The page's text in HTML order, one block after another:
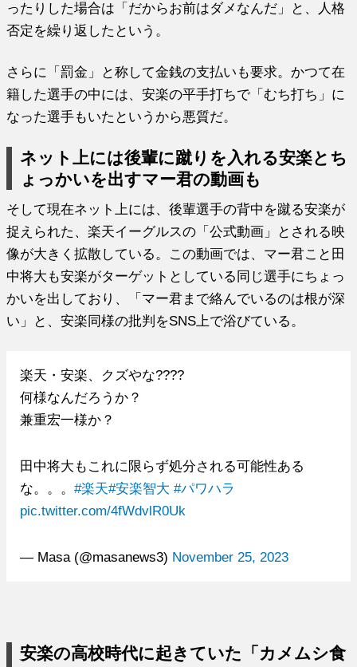
ったりした場合は「だからお前はダメなんだ」と、人格
否定を繰り返したという。
さらに「罰金」と称して金銭の支払いも要求。かつて在
籍した選手の中には、安楽の平手打ちで「むち打ち」に
なった選手もいたというから悪質だ。
ネット上には後輩に蹴りを入れる安楽とち
ょっかいを出すマー君の動画も
そして現在ネット上には、後輩選手の背中を蹴る安楽が
捉えられた、楽天イーグルスの「公式動画」とされる映
像が大きく拡散している。この動画では、マー君こと田
中将大も安楽がターゲットとしている同じ選手にちょっ
かいを出しており、「マー君まで絡んでいるのは根が深
い」と、安楽同様の批判をSNS上で浴びている。
楽天・安楽、クズやな????
何様なんだろうか？
兼重宏一様か？
田中将大もこれに限らず処分される可能性ある
な。。。 #楽天#安楽智大 #パワハラ
pic.twitter.com/4fWdvlR0Uk
— Masa (@masanews3) November 25, 2023
安楽の高校時代に起きていた「カメムシ食